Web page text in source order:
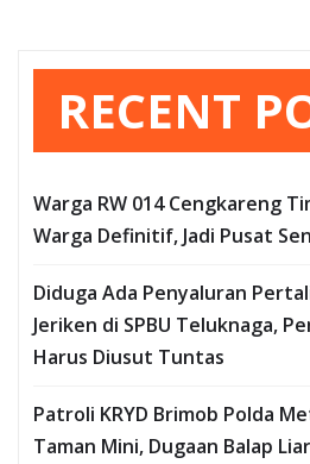
RECENT
Warga RW 014 Cengkareng
Warga Definitif, Jadi Pusat
Diduga Ada Penyaluran
Jeriken di SPBU Teluknaga,
Harus Diusut Tuntas
Patroli KRYD Brimob Polda
Taman Mini, Dugaan Balap